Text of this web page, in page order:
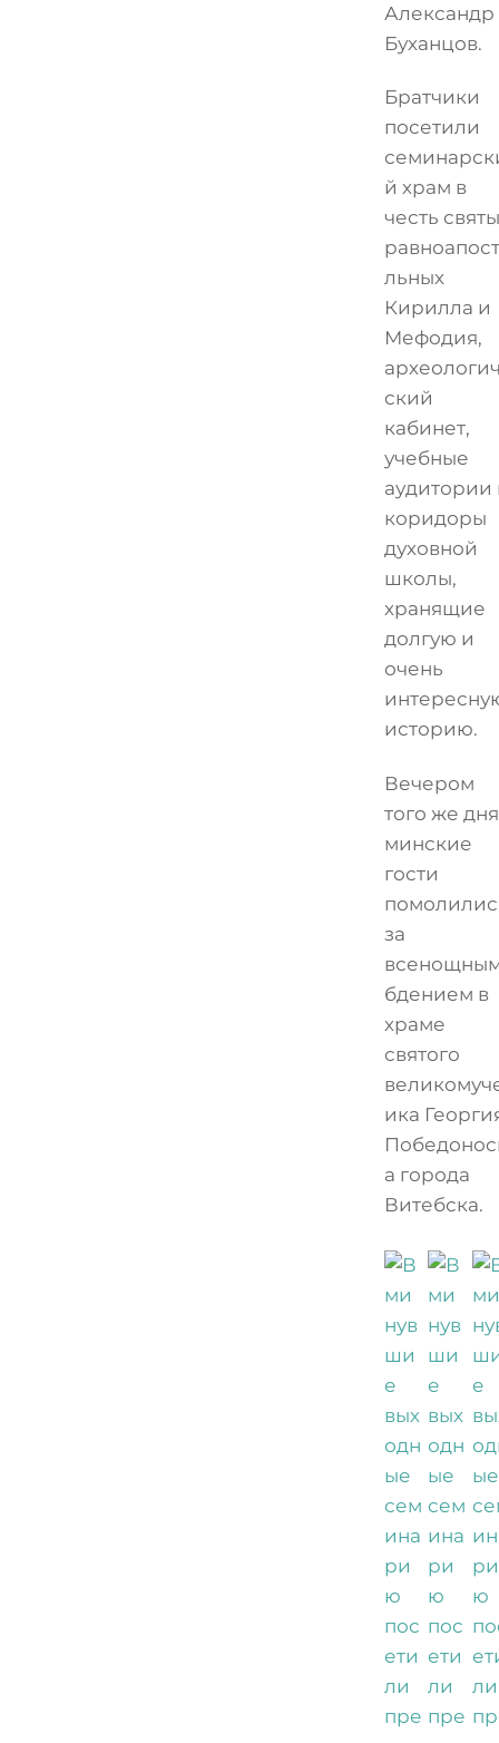
Александр
Буханцов.
Братчики
посетили
й храм в
честь
льных
Кирилла и
Мефодия,
ский
кабинет,
учебные
аудитории
коридоры
духовной
школы,
хранящие
долгую и
очень
историю.
Вечером
того же дня
минские
гости
за
бдением в
храме
святого
ика
а города
Витебска.